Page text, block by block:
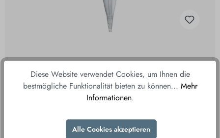
Jenzi Pose Chaser 35g
Diese Website verwendet Cookies, um Ihnen die
bestmögliche Funktionalität bieten zu können... Mehr
Informationen.
Alle Cookies akzeptieren